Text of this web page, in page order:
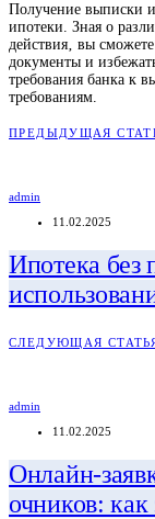
Получение выписки
ипотеки. Зная о
действия‚ вы
документы и
требования банка к
требованиям.
ПРЕДЫДУЩАЯ
admin
11.02.2025
Ипотека без
СЛЕДУЮЩАЯ
admin
11.02.2025
Онлайн-
очников: как